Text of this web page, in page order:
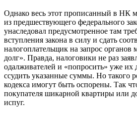
Однако весь этот прописанный в НК
из предшествующего федерального
унаследовал предусмотренное там
вступления закона в силу и сдать
налогоплательщик на запрос органов
долг». Правда, налоговики не раз
одалживателей и «попросить» уже их
ссудить указанные суммы. Но такого
кодекса имогут быть оспорены. Так
покупателя шикарной квартиры или
испуг.